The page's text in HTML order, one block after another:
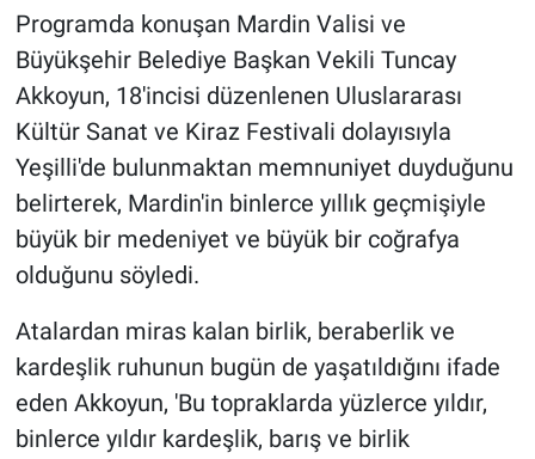
Programda konuşan Mardin Valisi ve
Büyükşehir Belediye Başkan Vekili Tuncay
Akkoyun, 18'incisi düzenlenen Uluslararası
Kültür Sanat ve Kiraz Festivali dolayısıyla
Yeşilli'de bulunmaktan memnuniyet duyduğunu
belirterek, Mardin'in binlerce yıllık geçmişiyle
büyük bir medeniyet ve büyük bir coğrafya
olduğunu söyledi.
Atalardan miras kalan birlik, beraberlik ve
kardeşlik ruhunun bugün de yaşatıldığını ifade
eden Akkoyun, 'Bu topraklarda yüzlerce yıldır,
binlerce yıldır kardeşlik, barış ve birlik